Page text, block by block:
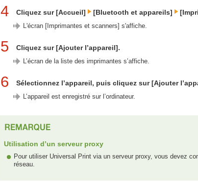
4 Cliquez sur [Accueil] [Bluetooth et appareils]
L'écran [Imprimantes et scanners] s'affiche.
5 Cliquez sur [Ajouter l’appareil].
L’écran de la liste des imprimantes s’affiche.
6 Sélectionnez l’appareil, puis cliquez sur [Ajouter
L’appareil est enregistré sur l’ordinateur.
Utilisation d’un serveur proxy
Pour utiliser Universal Print via un serveur proxy, vous devez
réseau.